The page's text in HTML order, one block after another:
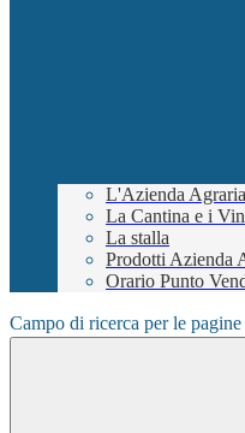
L'Azienda Agraria
La Cantina e i
La stalla
Prodotti Azienda
Orario Punto
Campo di ricerca per le